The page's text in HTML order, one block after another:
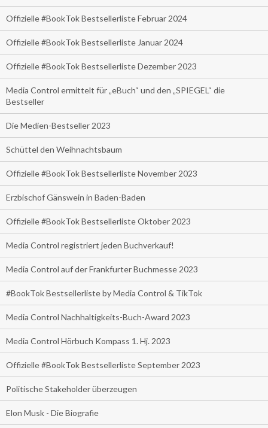
Offizielle #BookTok Bestsellerliste Februar 2024
Offizielle #BookTok Bestsellerliste Januar 2024
Offizielle #BookTok Bestsellerliste Dezember 2023
Media Control ermittelt für „eBuch“ und den „SPIEGEL“ die
Bestseller
Die Medien-Bestseller 2023
Schüttel den Weihnachtsbaum
Offizielle #BookTok Bestsellerliste November 2023
Erzbischof Gänswein in Baden-Baden
Offizielle #BookTok Bestsellerliste Oktober 2023
Media Control registriert jeden Buchverkauf!
Media Control auf der Frankfurter Buchmesse 2023
#BookTok Bestsellerliste by Media Control & TikTok
Media Control Nachhaltigkeits-Buch-Award 2023
Media Control Hörbuch Kompass 1. Hj. 2023
Offizielle #BookTok Bestsellerliste September 2023
Politische Stakeholder überzeugen
Elon Musk - Die Biografie